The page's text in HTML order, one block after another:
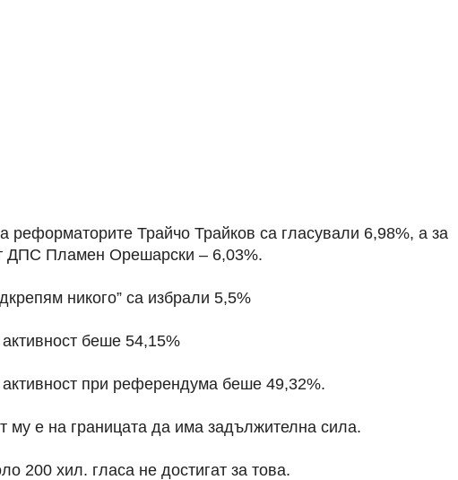
реформаторите Трайчо Трайков са гласували 6,98%, a за
ДПС Пламен Орешарски – 6,03%.
никого” са избрали 5,5%
беше 54,15%
активност при референдума беше 49,32%.
му е на границата да има задължителна сила.
200 хил. гласа не достигат за това.